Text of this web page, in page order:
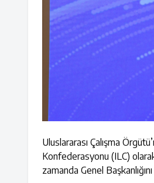
Uluslararası Çalışma
Konfederasyonu (ILC)
zamanda Genel